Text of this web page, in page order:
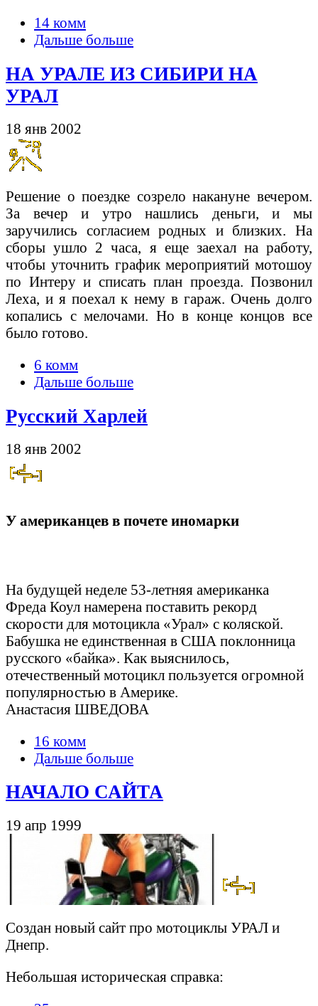
14 комм
Дальше больше
НА УРАЛЕ ИЗ СИБИРИ НА
УРАЛ
18 янв 2002
Решение о поездке созрело накануне вечером.
За вечер и утро нашлись деньги, и мы
заручились согласием родных и близких. На
сборы ушло 2 часа, я еще заехал на работу,
чтобы уточнить график мероприятий мотошоу
по Интеру и списать план проезда. Позвонил
Леха, и я поехал к нему в гараж. Очень долго
копались с мелочами. Но в конце концов все
было готово.
6 комм
Дальше больше
Русский Харлей
18 янв 2002
У американцев в почете иномарки
На будущей неделе 53-летняя американка
Фреда Коул намерена поставить рекорд
скорости для мотоцикла «Урал» с коляской.
Бабушка не единственная в США поклонница
русского «байка». Как выяснилось,
отечественный мотоцикл пользуется огромной
популярностью в Америке.
Анастасия ШВЕДОВА
16 комм
Дальше больше
НАЧАЛО САЙТА
19 апр 1999
Создан новый сайт про мотоциклы УРАЛ и
Днепр.
Небольшая историческая справка: